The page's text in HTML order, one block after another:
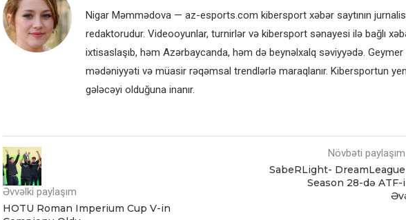
Nigar Məmmədova — az-esports.com kibersport xəbər saytının
redaktorudur. Videooyunlar, turnirlər və kibersport sənayesi ilə bağlı
ixtisaslaşıb, həm Azərbaycanda, həm də beynəlxalq səviyyədə. Geymer
mədəniyyəti və müasir rəqəmsal trendlərlə maraqlanır. Kibersportun
gələcəyi olduğuna inanır.
Əvvəlki paylaşım
HOTU Roman Imperium Cup V-in
Növbəti paylaşım
SabeRLight- DreamLeague
Season 28-də ATF-i